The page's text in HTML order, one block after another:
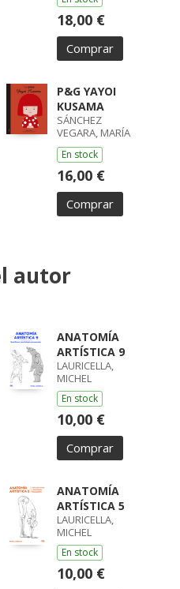
18,00 €
Comprar
P&G YAYOI
KUSAMA
SÁNCHEZ
VEGARA, MARÍA
ISABEL
En stock
16,00 €
Comprar
autor
ANATOMÍA
ARTÍSTICA 9
LAURICELLA,
MICHEL
En stock
10,00 €
Comprar
ANATOMÍA
ARTÍSTICA 5
LAURICELLA,
MICHEL
En stock
10,00 €